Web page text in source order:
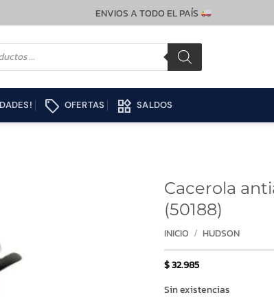
ENVIOS A TODO EL PAÍS
local_offer OFERTAS widgets SALDOS
Cacerola
(50188)
INICIO / HUDSON
$32.985
Sin existencias